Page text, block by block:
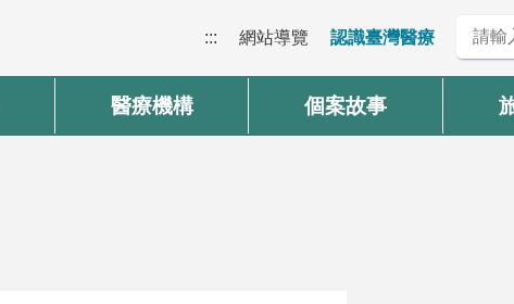
::: 網站導覽 認識臺灣醫療
醫療機構 個案故事